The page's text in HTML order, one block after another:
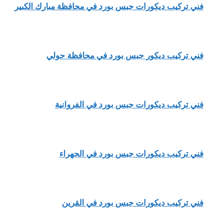
فني تركيب ديكورات جبس بورد في محافظة مبارك الكبير
فني تركيب ديكور جبس بورد في محافظة حولي
فني تركيب ديكورات جبس بورد في الفروانية
فني تركيب ديكورات جبس بورد في الجهراء
فني تركيب ديكورات جبس بورد في القرين